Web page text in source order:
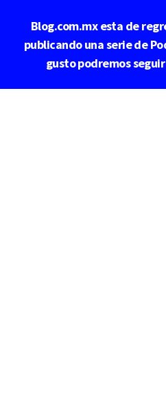
contenido
Blog.com.mx esta de
publicando una serie de
gusto podremos